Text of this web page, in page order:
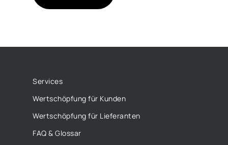
Services
Wertschöpfung für Kunden
Wertschöpfung für Lieferanten
FAQ & Glossar